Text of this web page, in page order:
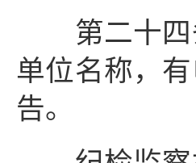
第二十四
单位名称，
告。